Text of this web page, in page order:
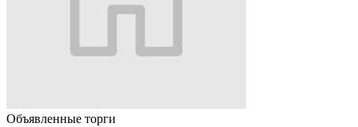
Объявленные торги